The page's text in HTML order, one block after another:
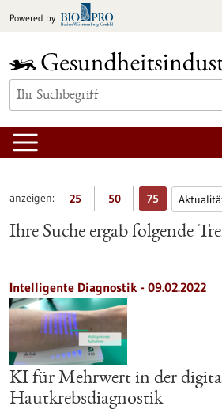
Inhalt
Powered by
anzeigen: 25 50 75
Ihre Suche ergab folgende
Intelligente Diagnostik - 09.02.2022
KI für Mehrwert in der
Hautkrebsdiagnostik